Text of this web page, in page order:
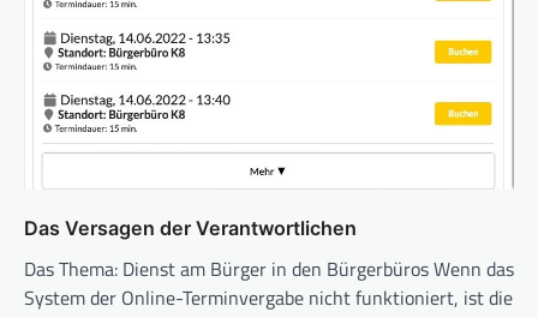
Das Versagen der Verantwortlichen
Das Thema: Dienst am Bürger in den Bürgerbüros Wenn das
System der Online-Terminvergabe nicht funktioniert, ist die